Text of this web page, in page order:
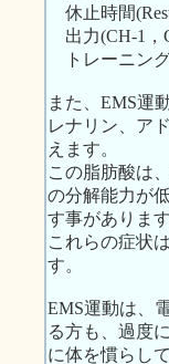
休止時間
出力(CH-1，
トレーニン
また、EMS運
レナリン、ア
えます。
この脂肪酸は
の分解能力が
す事があります
これらの症状
す。
EMS運動は、
る方も、過度
に体を慣らし